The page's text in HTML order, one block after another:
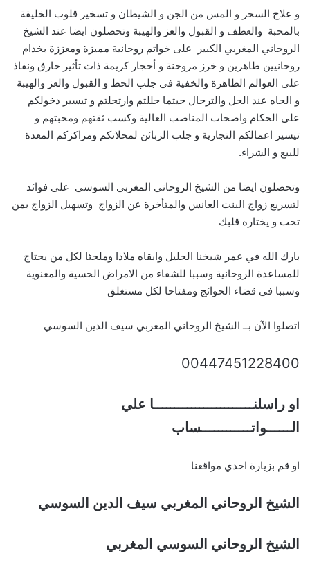
و علاج السحر و المس من الجن و الشيطان و تسخير قلوب الخليقة
بالمحبة والعطف و القبول والعز والهيبة وتحصلون ايضا عند الشيخ
الروحاني المغربي الكبير على خواتم روحانية مميزة ومعززة بخدام
روحانيين طاهرين و خرز مروحنة و أحجار كريمة ذات تأثير خارق ونفاذ
على العوالم الظاهرة والخفية في جلب الحظ و القبول والعز والهيبة
و الجاه عند الحل والترحال حيثما حللتم وارتحلتم و تيسير دخولكم
على الحكام واصحاب المناصب العالية وكسب ثقتهم ومحبتهم و
تيسير اعمالكم التجارية و جلب الزبائن لمحلاتكم ومراكزكم المعدة
للبيع و الشراء.
وتحصلون ايضا من الشيخ الروحاني المغربي السوسي على فوائد
لتسريع زواج البنت العانس والمتأخرة عن الزواج وتسهيل الزواج بمن
تحب و يختاره قلبك
بارك الله في عمر شيخنا الجليل وابقاه ملاذا وملجئا لكل من يحتاج
للمساعدة الروحانية وسببا للشفاء من الامراض الحسية والمعنوية
وسببا في قضاء الحوائج ومفتاحا لكل مستغلق
اتصلوا الآن بــ الشيخ الروحاني المغربي سيف الدين السوسي
00447451228400
او راسلنــــــــــــــــــــــــا علي
الــــــواتــــــــــــساب
او قم بزيارة احدي مواقعنا
الشيخ الروحاني المغربي سيف الدين السوسي
الشيخ الروحاني السوسي المغربي